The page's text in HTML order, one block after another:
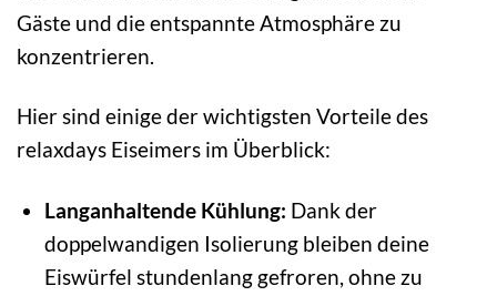
Gäste und die entspannte Atmosphäre zu
konzentrieren.
Hier sind einige der wichtigsten Vorteile des
relaxdays Eiseimers im Überblick:
Langanhaltende Kühlung: Dank der
doppelwandigen Isolierung bleiben deine
Eiswürfel stundenlang gefroren, ohne zu